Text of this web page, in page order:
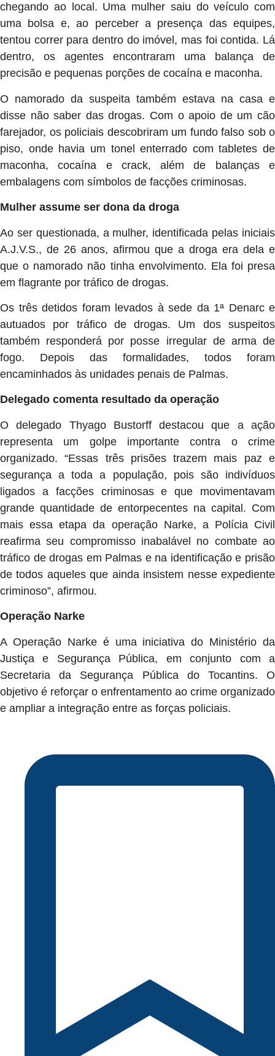
chegando ao local. Uma mulher saiu do veículo com
uma bolsa e, ao perceber a presença das equipes,
tentou correr para dentro do imóvel, mas foi contida. Lá
dentro, os agentes encontraram uma balança de
precisão e pequenas porções de cocaína e maconha.
O namorado da suspeita também estava na casa e
disse não saber das drogas. Com o apoio de um cão
farejador, os policiais descobriram um fundo falso sob o
piso, onde havia um tonel enterrado com tabletes de
maconha, cocaína e crack, além de balanças e
embalagens com símbolos de facções criminosas.
Mulher assume ser dona da droga
Ao ser questionada, a mulher, identificada pelas iniciais
A.J.V.S., de 26 anos, afirmou que a droga era dela e
que o namorado não tinha envolvimento. Ela foi presa
em flagrante por tráfico de drogas.
Os três detidos foram levados à sede da 1ª Denarc e
autuados por tráfico de drogas. Um dos suspeitos
também responderá por posse irregular de arma de
fogo. Depois das formalidades, todos foram
encaminhados às unidades penais de Palmas.
Delegado comenta resultado da operação
O delegado Thyago Bustorff destacou que a ação
representa um golpe importante contra o crime
organizado. “Essas três prisões trazem mais paz e
segurança a toda a população, pois são indivíduos
ligados a facções criminosas e que movimentavam
grande quantidade de entorpecentes na capital. Com
mais essa etapa da operação Narke, a Polícia Civil
reafirma seu compromisso inabalável no combate ao
tráfico de drogas em Palmas e na identificação e prisão
de todos aqueles que ainda insistem nesse expediente
criminoso”, afirmou.
Operação Narke
A Operação Narke é uma iniciativa do Ministério da
Justiça e Segurança Pública, em conjunto com a
Secretaria da Segurança Pública do Tocantins. O
objetivo é reforçar o enfrentamento ao crime organizado
e ampliar a integração entre as forças policiais.